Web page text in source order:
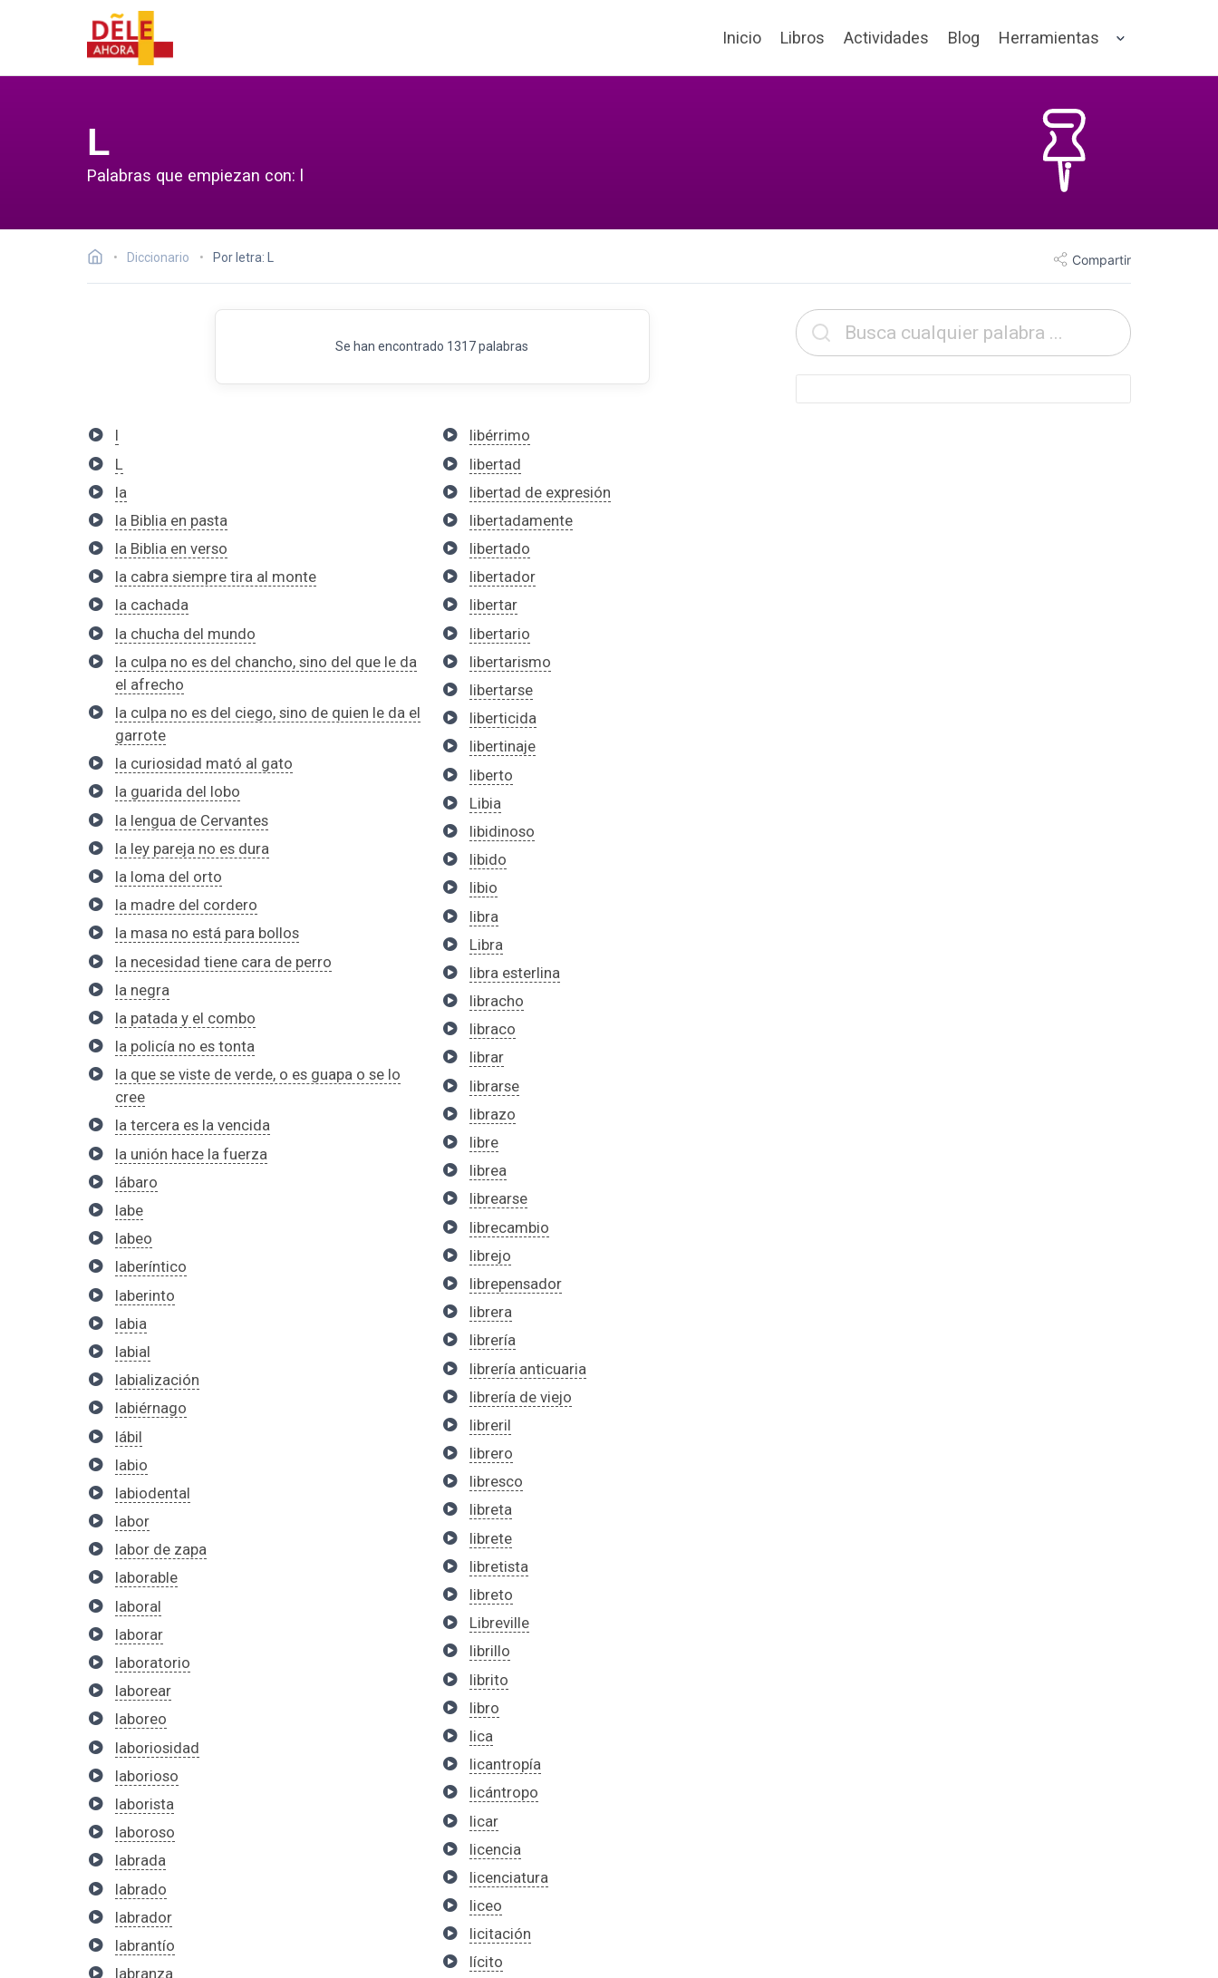
Inicio Libros Actividades Blog Herramientas
L
Palabras que empiezan con: l
Diccionario Por letra: L Compartir
Se han encontrado 1317 palabras
l
L
la
la Biblia en pasta
la Biblia en verso
la cabra siempre tira al monte
la cachada
la chucha del mundo
la culpa no es del chancho, sino del que le da
el afrecho
la culpa no es del ciego, sino de quien le da el
garrote
la curiosidad mató al gato
la guarida del lobo
la lengua de Cervantes
la ley pareja no es dura
la loma del orto
la madre del cordero
la masa no está para bollos
la necesidad tiene cara de perro
la negra
la patada y el combo
la policía no es tonta
la que se viste de verde, o es guapa o se lo
cree
la tercera es la vencida
la unión hace la fuerza
lábaro
labe
labeo
laberíntico
laberinto
labia
labial
labialización
labiérnago
lábil
labio
labiodental
labor
labor de zapa
laborable
laboral
laborar
laboratorio
laborear
laboreo
laboriosidad
laborioso
laborista
laboroso
labrada
labrado
labrador
labrantío
labranza
libérrimo
libertad
libertad de expresión
libertadamente
libertado
libertador
libertar
libertario
libertarismo
libertarse
liberticida
libertinaje
liberto
Libia
libidinoso
libido
libio
libra
Libra
libra esterlina
libracho
libraco
librar
librarse
librazo
libre
librea
librearse
librecambio
librejo
librepensador
librera
librería
librería anticuaria
librería de viejo
libreril
librero
libresco
libreta
librete
libretista
libreto
Libreville
librillo
librito
libro
lica
licantropía
licántropo
licar
licencia
licenciatura
liceo
licitación
lícito